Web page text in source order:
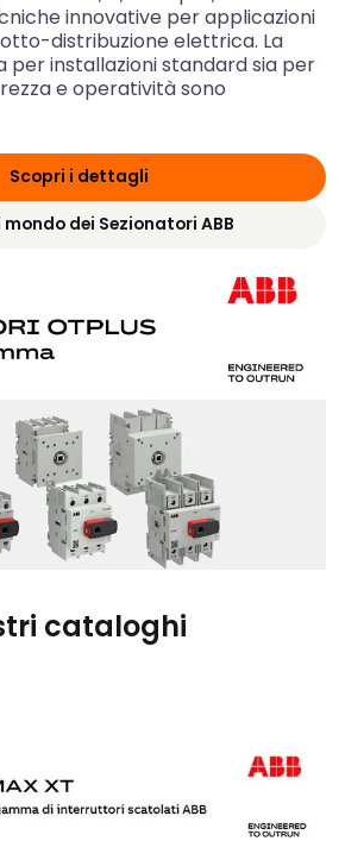
innovative per applicazioni
distribuzione elettrica. La
per installazioni standard sia per
e operatività sono
Scopri i dettagli
mondo dei Sezionatori ABB
cataloghi